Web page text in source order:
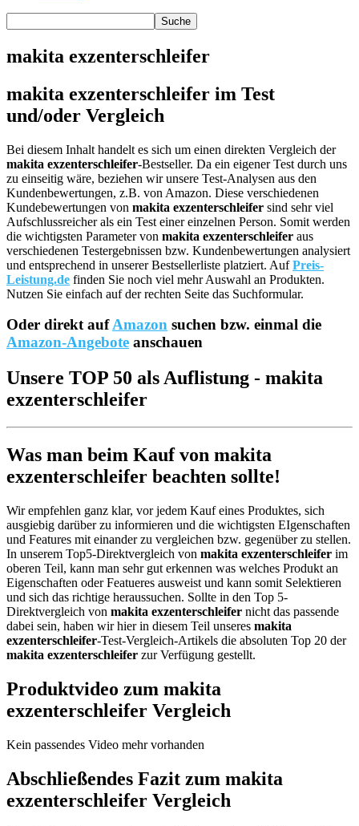
makita exzenterschleifer
makita exzenterschleifer im Test
und/oder Vergleich
Bei diesem Inhalt handelt es sich um einen direkten Vergleich der
makita exzenterschleifer-Bestseller. Da ein eigener Test durch uns
zu einseitig wäre, beziehen wir unsere Test-Analysen aus den
Kundenbewertungen, z.B. von Amazon. Diese verschiedenen
Kundebewertungen von makita exzenterschleifer sind sehr viel
Aufschlussreicher als ein Test einer einzelnen Person. Somit werden
die wichtigsten Parameter von makita exzenterschleifer aus
verschiedenen Testergebnissen bzw. Kundenbewertungen analysiert
und entsprechend in unserer Bestsellerliste platziert. AufPreis-
Leistung.de finden Sie noch viel mehr Auswahl an Produkten.
Nutzen Sie einfach auf der rechten Seite das Suchformular.
Oder direkt aufAmazon suchen bzw. einmal die
Amazon-Angebote anschauen
Unsere TOP 50 als Auflistung - makita
exzenterschleifer
Was man beim Kauf von makita
exzenterschleifer beachten sollte!
Wir empfehlen ganz klar, vor jedem Kauf eines Produktes, sich
ausgiebig darüber zu informieren und die wichtigsten EIgenschaften
und Features mit einander zu vergleichen bzw. gegenüber zu stellen.
In unserem Top5-Direktvergleich von makita exzenterschleifer im
oberen Teil, kann man sehr gut erkennen was welches Produkt an
Eigenschaften oder Featueres ausweist und kann somit Selektieren
und sich das richtige heraussuchen. Sollte in den Top 5-
Direktvergleich von makita exzenterschleifer nicht das passende
dabei sein, haben wir hier in diesem Teil unseres makita
exzenterschleifer-Test-Vergleich-Artikels die absoluten Top 20 der
makita exzenterschleifer zur Verfügung gestellt.
Produktvideo zum makita
exzenterschleifer Vergleich
Kein passendes Video mehr vorhanden
Abschließendes Fazit zum makita
exzenterschleifer Vergleich